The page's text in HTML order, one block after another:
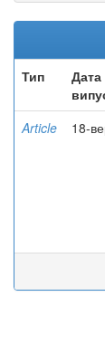
Тип
Дата
Article 18-